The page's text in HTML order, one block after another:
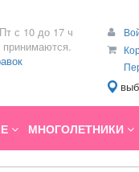
с 10 до 17 ч
МНОГОЛЕТНИКИ